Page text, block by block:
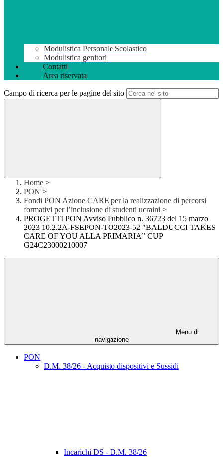
Modulistica Personale Scolastico
Modulistica genitori
Contatti
Area riservata
Campo di ricerca per le pagine del sito
Home >
PON >
Fondi PON Azione CARE per la realizzazione di percorsi
formativi per l’inclusione di studenti ucraini >
PROGETTI PON Avviso Pubblico n. 36723 del 15 marzo
2023 10.2.2A-FSEPON-TO2023-52 "BALDUCCI TAKES
CARE OF YOU ALLA PRIMARIA” CUP
G24C23000210007
Menu di
navigazione
PON
D.M. 38/26 - Acquisto dispositivi e Sussidi
Incarichi DS - D.M. 38/26